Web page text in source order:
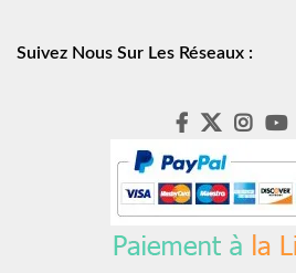
Suivez Nous Sur Les Réseaux :